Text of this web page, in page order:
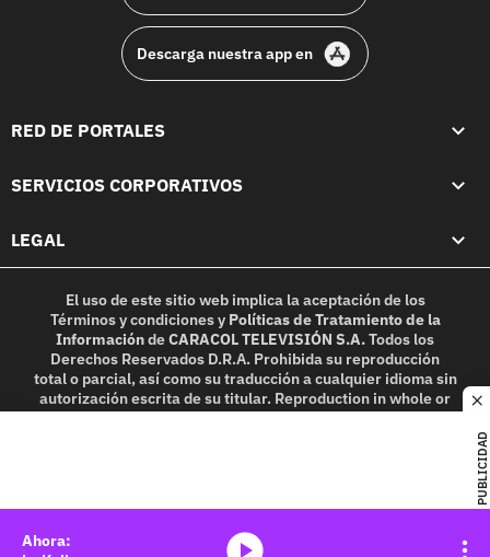
PUBLICIDAD
Descarga nuestra app en
RED DE PORTALES
SERVICIOS CORPORATIVOS
LEGAL
El uso de este sitio web implica la aceptación de los
Términos y condicionesy Políticas de Tratamiento de la
InformacióndeCARACOL TELEVISIÓN S.A.Todos los
Derechos Reservados D.R.A. Prohibida su reproducción
total o parcial, así como su traducción a cualquier idioma sin
autorización escrita de su titular. Reproduction in whole or